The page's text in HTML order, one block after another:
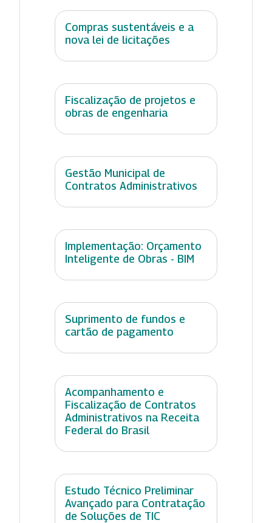
Compras sustentáveis e a
nova lei de licitações
Fiscalização de projetos e
obras de engenharia
Gestão Municipal de
Contratos Administrativos
Implementação: Orçamento
Inteligente de Obras - BIM
Suprimento de fundos e
cartão de pagamento
Acompanhamento e
Fiscalização de Contratos
Administrativos na Receita
Federal do Brasil
Estudo Técnico Preliminar
Avançado para Contratação
de Soluções de TIC